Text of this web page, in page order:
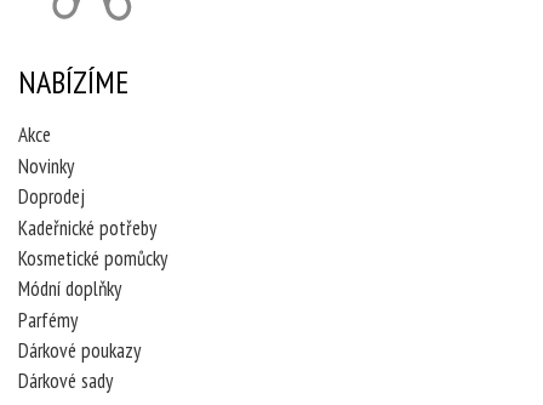
NABÍZÍME
Akce
Novinky
Doprodej
Kadeřnické potřeby
Kosmetické pomůcky
Módní doplňky
Parfémy
Dárkové poukazy
Dárkové sady